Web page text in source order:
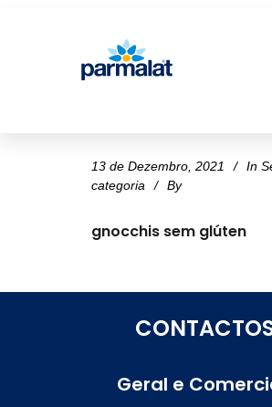
13 de Dezembro, 2021 In
categoria
By
gnocchis sem glúten
Geral e